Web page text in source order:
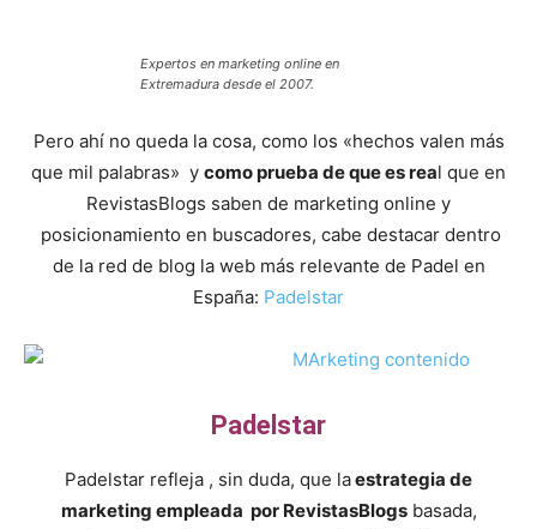
Expertos en marketing online en
Extremadura desde el 2007.
Pero ahí no queda la cosa, como los «hechos valen más
que mil palabras» y como prueba de que es real que en
RevistasBlogs saben de marketing online y
posicionamiento en buscadores, cabe destacar dentro
de la red de blog la web más relevante de Padel en
España: Padelstar
Padelstar
Padelstar refleja , sin duda, que laestrategia de
marketing empleada por RevistasBlogsbasada,